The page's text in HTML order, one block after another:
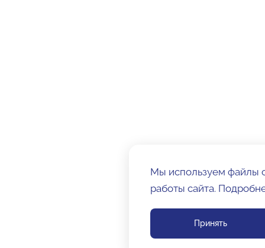
Мы используем файлы
работы сайта.
Принять